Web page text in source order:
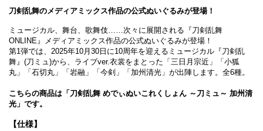
刀剣乱舞のメディアミックス作品の公式ぬいぐるみが登場！
ミュージカル、舞台、歌舞伎……次々に展開される『刀剣乱舞
ONLINE』メディアミックス作品の公式ぬいぐるみが登場！
第1弾では、2025年10月30日に10周年を迎えるミュージカル『刀剣乱
舞』(刀ミュ)から、ライブver.衣裳をまとった「三日月宗近」「小狐
丸」「石切丸」「岩融」「今剣」「加州清光」が出陣します。全6種。
こちらの商品は「刀剣乱舞 めでぃぬいこれくしょん ～刀ミュ～ 加州清
光」です。
【仕様】